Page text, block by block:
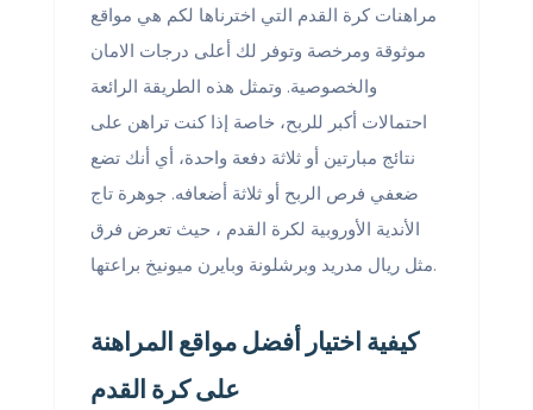
مراهنات كرة القدم التي اخترناها لكم هي مواقع
موثوقة ومرخصة وتوفر لك أعلى درجات الامان
والخصوصية. وتمثل هذه الطريقة الرائعة
احتمالات أكبر للربح، خاصة إذا كنت تراهن على
نتائج مبارتين أو ثلاثة دفعة واحدة، أي أنك تضع
ضعفي فرص الربح أو ثلاثة أضعافه. جوهرة تاج
الأندية الأوروبية لكرة القدم ، حيث تعرض فرق
مثل ريال مدريد وبرشلونة وبايرن ميونيخ براعتها.
كيفية اختيار أفضل مواقع المراهنة
على كرة القدم